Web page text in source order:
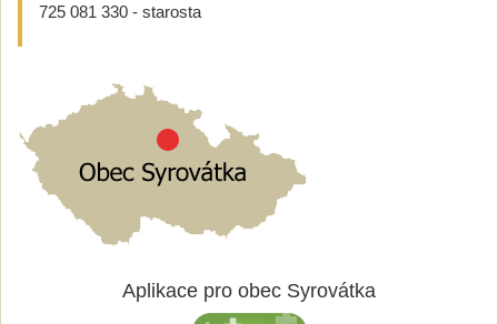
725 081 330 - starosta
Aplikace pro obec Syrovátka